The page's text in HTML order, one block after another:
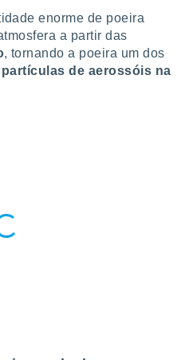
enorme de poeira
a partir das
, tornando a poeira um dos
partículas de aerossóis na